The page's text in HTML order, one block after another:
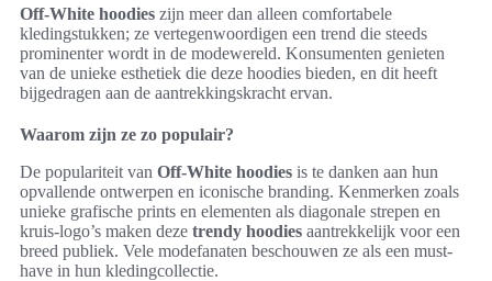
Off-White hoodies zijn meer dan alleen comfortabele
kledingstukken; ze vertegenwoordigen een trend die steeds
prominenter wordt in de modewereld. Konsumenten genieten
van de unieke esthetiek die deze hoodies bieden, en dit heeft
bijgedragen aan de aantrekkingskracht ervan.
Waarom zijn ze zo populair?
De populariteit van Off-White hoodies is te danken aan hun
opvallende ontwerpen en iconische branding. Kenmerken zoals
unieke grafische prints en elementen als diagonale strepen en
kruis-logo’s maken deze trendy hoodies aantrekkelijk voor een
breed publiek. Vele modefanaten beschouwen ze als een must-
have in hun kledingcollectie.